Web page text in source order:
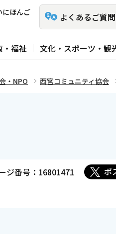
にほんご よくあるご質問
・福祉 文化・スポーツ・観
・NPO 西宮コミュニティ協会
ジ番号：16801471 ポ